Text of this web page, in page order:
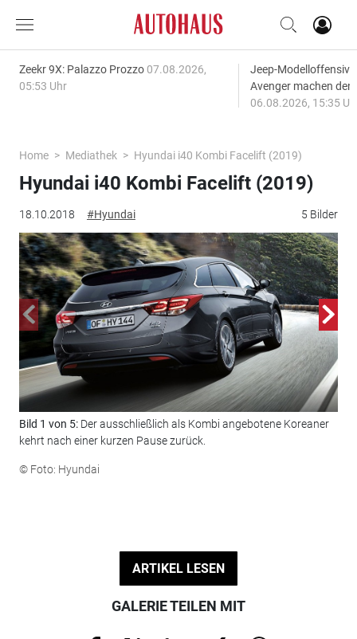
Zeekr 9X: Palazzo Prozzo 07.08.2026,
05:53 Uhr
Jeep-
Avenger machen
06.08.2026, 15:35
Home Mediathek Hyundai i40 Kombi Facelift (2019)
18.10.2018 #Hyundai 5 Bilder
Hyundai i40 Kombi Facelift (2019)
Bild 1 von 5: Der ausschließlich als Kombi angebotene Koreaner
kehrt nach einer kurzen Pause zurück.
© Foto: Hyundai
ARTIKEL LESEN
GALERIE TEILEN MIT